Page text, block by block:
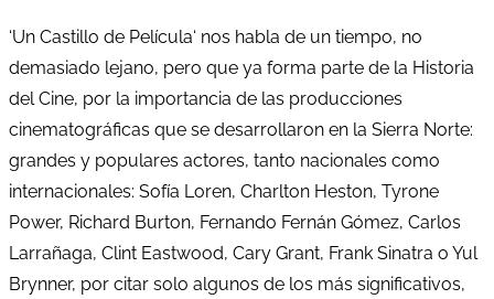
‘Un Castillo de Película‘ nos habla de un tiempo, no
demasiado lejano, pero que ya forma parte de la Historia
del Cine, por la importancia de las producciones
cinematográficas que se desarrollaron en la Sierra Norte:
grandes y populares actores, tanto nacionales como
internacionales: Sofía Loren, Charlton Heston, Tyrone
Power, Richard Burton, Fernando Fernán Gómez, Carlos
Larrañaga, Clint Eastwood, Cary Grant, Frank Sinatra o Yul
Brynner, por citar solo algunos de los más significativos,